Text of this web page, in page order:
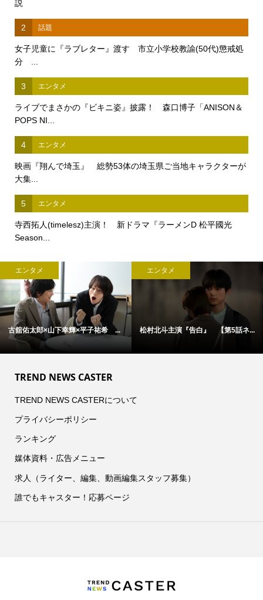
説
2 話題
女子児童に『ラブレター』渡す 市立小学校教諭(50代)懲戒処
分 ...
3 エンタメ
ライブでまさかの『ビキニ姿』披露！ 森口博子「ANISON＆
POPS NI...
4 エンタメ
映画『翔んで埼玉』 総勢53体の埼玉県ご当地キャラクターが
大集...
5 エンタメ
寺西拓人(timelesz)主演！ 新ドラマ『ラーメンD 松平國光
Season...
エンタメ
古舘佑太郎×山下幸輝×平子祐希 ...
エンタメ
松村北斗主演『告白』 【第5話ネ...
TREND NEWS CASTER
TREND NEWS CASTERについて
プライバシーポリシー
ランキング
媒体資料・広告メニュー
求人（ライター、編集、動画編集スタッフ募集）
誰でもキャスター！応募ページ